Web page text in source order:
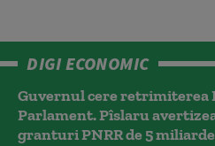
DIGI ECONOMIC
Guvernul cere retrimiterea
Parlament. Pîslaru
granturi PNRR de 5